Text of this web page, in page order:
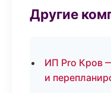
Другие
ИП Pro Кров
и